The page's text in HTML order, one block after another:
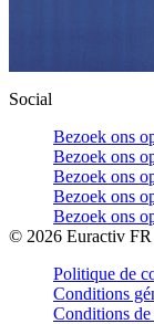
Social
Bezoek ons
Bezoek ons
Bezoek ons
Bezoek ons
Bezoek ons
© 2026 Euractiv FR
Politique de
Conditions
Conditions de